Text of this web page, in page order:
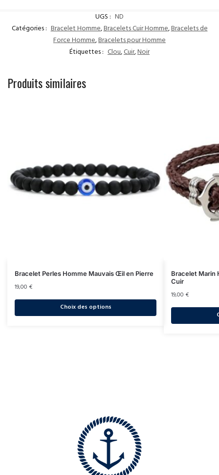
UGS : ND
Catégories : Bracelet Homme,Bracelets Cuir Homme,Bracelets de
Force Homme,Bracelets pour Homme
Étiquettes : Clou,Cuir,Noir
Produits similaires
Bracelet Perles Homme Mauvais Œil en Pierre
19,00 €
Choix des options
Bracelet Marin
Cuir
19,00 €